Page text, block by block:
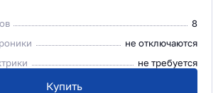
8
не отключаются
не требуется
Купить